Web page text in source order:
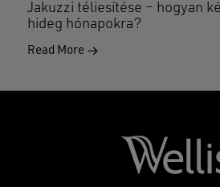
Jakuzzi téliesítése – hogyan
hideg hónapokra?
Read More